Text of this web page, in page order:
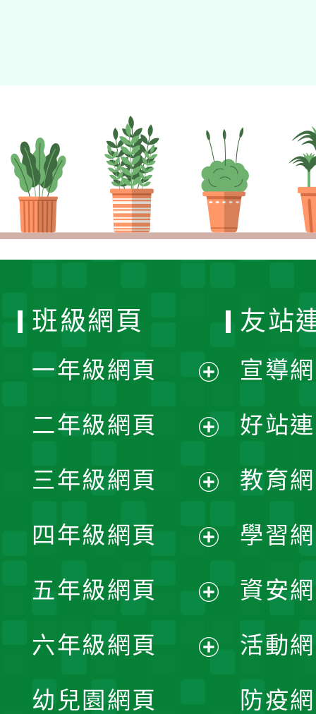
班級網頁
一年級網頁
開
選
單
二年級網頁
開
選
單
三年級網頁
開
選
單
四年級網頁
開
選
五年級網頁
開
六年級網頁
幼兒園網頁
友站
宣導
好站
教育
學習
資安
活動
防疫